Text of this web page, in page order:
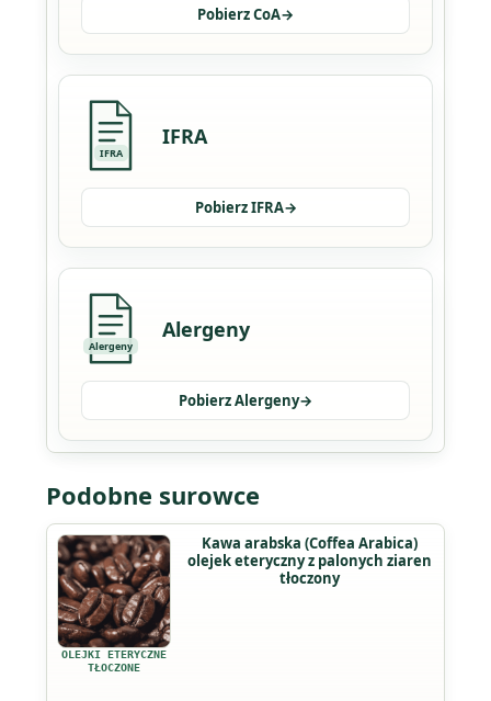
Pobierz CoA→
IFRA
IFRA
Pobierz IFRA→
Alergeny
Alergeny
Pobierz Alergeny→
Podobne surowce
OLEJKI ETERYCZNE
TŁOCZONE
Kawa arabska (Coffea Arabica)
olejek eteryczny z palonych ziaren
tłoczony